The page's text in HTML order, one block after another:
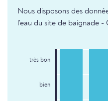
Nous disposons des
l'eau du site de baignade -
très bon
bien